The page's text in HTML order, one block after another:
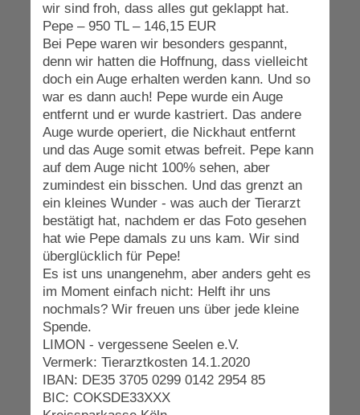
wir sind froh, dass alles gut geklappt hat.
Pepe – 950 TL – 146,15 EUR
Bei Pepe waren wir besonders gespannt,
denn wir hatten die Hoffnung, dass vielleicht
doch ein Auge erhalten werden kann. Und so
war es dann auch! Pepe wurde ein Auge
entfernt und er wurde kastriert. Das andere
Auge wurde operiert, die Nickhaut entfernt
und das Auge somit etwas befreit. Pepe kann
auf dem Auge nicht 100% sehen, aber
zumindest ein bisschen. Und das grenzt an
ein kleines Wunder - was auch der Tierarzt
bestätigt hat, nachdem er das Foto gesehen
hat wie Pepe damals zu uns kam. Wir sind
überglücklich für Pepe!
Es ist uns unangenehm, aber anders geht es
im Moment einfach nicht: Helft ihr uns
nochmals? Wir freuen uns über jede kleine
Spende.
LIMON - vergessene Seelen e.V.
Vermerk: Tierarztkosten 14.1.2020
IBAN: DE35 3705 0299 0142 2954 85
BIC: COKSDE33XXX